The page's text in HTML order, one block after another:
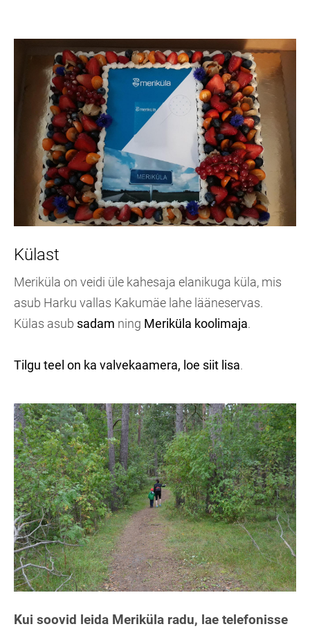
Külast
Meriküla on veidi üle kahesaja elanikuga küla, mis
asub Harku vallas Kakumäe lahe lääneservas.
Külas asub sadam ning Meriküla koolimaja.
Tilgu teel on ka valvekaamera, loe siit lisa.
Kui soovid leida Meriküla radu, lae telefonisse